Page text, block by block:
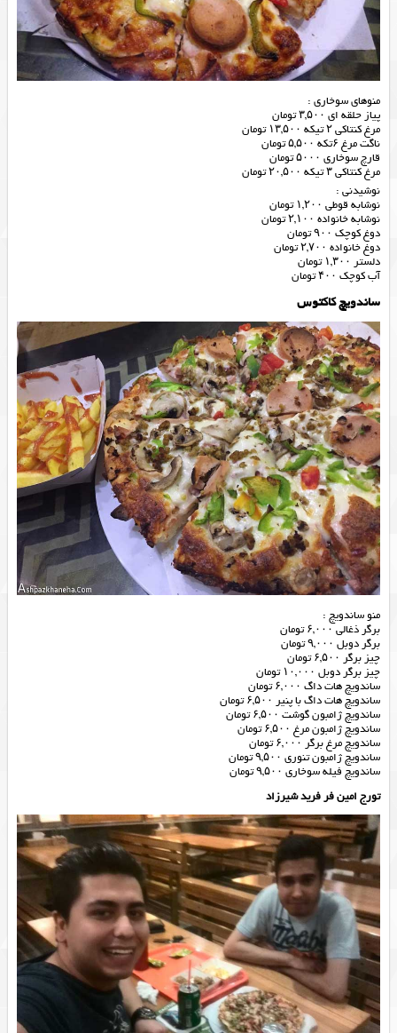
منوهای سوخاری :
پیاز حلقه ای ۳,۵۰۰ تومان
مرغ کنتاکی ۲ تیکه ۱۳,۵۰۰ تومان
ناگت مرغ ۶تکه ۵,۵۰۰ تومان
قارچ سوخاری ۵۰۰۰ تومان
مرغ کنتاکی ۳ تیکه ۲۰,۵۰۰ تومان
نوشیدنی :
نوشابه قوطی ۱,۲۰۰ تومان
نوشابه خانواده ۲,۱۰۰ تومان
دوغ کوچک ۹۰۰ تومان
دوغ خانواده ۲,۷۰۰ تومان
دلستر ۱,۳۰۰ تومان
آب کوچک ۴۰۰ تومان
ساندویچ کاکتوس
منو ساندویچ :
برگر ذغالی ۶,۰۰۰ تومان
برگر دوبل ۹,۰۰۰ تومان
چیز برگر ۶,۵۰۰ تومان
چیز برگر دوبل ۱۰,۰۰۰ تومان
ساندویچ هات داگ ۶,۰۰۰ تومان
ساندویچ هات داگ با پنیر ۶,۵۰۰ تومان
ساندویچ ژامبون گوشت ۶,۵۰۰ تومان
ساندویچ ژامبون مرغ ۶,۵۰۰ تومان
ساندویچ مرغ برگر ۶,۰۰۰ تومان
ساندویچ ژامبون تنوری ۹,۵۰۰ تومان
ساندویچ فیله سوخاری ۹,۵۰۰ تومان
تورج امین فر فرید شیرزاد